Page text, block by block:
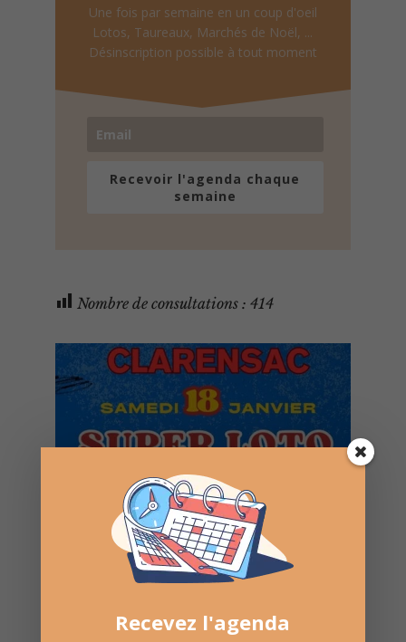
Une fois par semaine en un coup d'oeil
Lotos, Taureaux, Marchés de Noël, ...
Désinscription possible à tout moment
Recevoir l'agenda chaque
semaine
Nombre de consultations : 414
Recevez l'agenda